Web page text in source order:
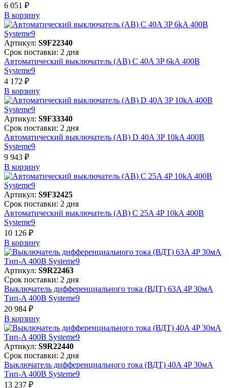
6 051 ₽
В корзинy
Артикул: S9F22340
Срок поставки: 2 дня
Автоматический выключатель (АВ) C 40A 3P 6kA 400В
Systeme9
4 172 ₽
В корзинy
Артикул: S9F33340
Срок поставки: 2 дня
Автоматический выключатель (АВ) D 40A 3P 10kA 400В
Systeme9
9 943 ₽
В корзинy
Артикул: S9F32425
Срок поставки: 2 дня
Автоматический выключатель (АВ) C 25A 4P 10kA 400В
Systeme9
10 126 ₽
В корзинy
Артикул: S9R22463
Срок поставки: 2 дня
Выключатель дифференциального тока (ВДТ) 63A 4P 30мА
Тип-A 400В Systeme9
20 984 ₽
В корзинy
Артикул: S9R22440
Срок поставки: 2 дня
Выключатель дифференциального тока (ВДТ) 40A 4P 30мА
Тип-A 400В Systeme9
13 237 ₽